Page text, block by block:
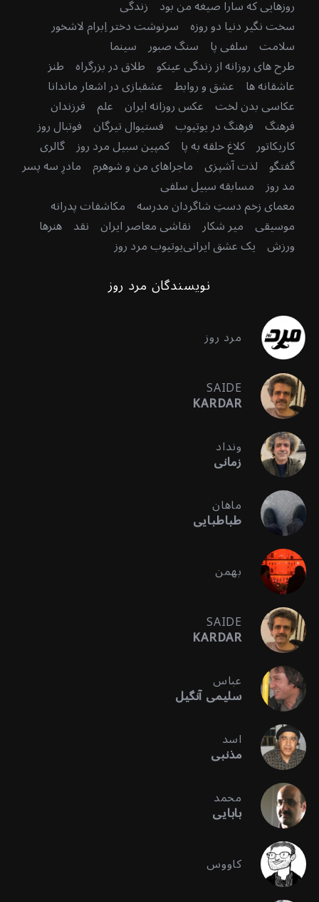
روزهایی که سارا صیغه من بود زندگی
سخت نگیر دنیا دو روزه سرنوشت دختر اِبرام لاشخور
سلامت سلفی پا سنگ صبور سینما
طرح های روزانه از زندگی عینکو طلاق در بزرگراه طنز
عاشقانه ها عشق و روابط عشقبازی در اشعار ماندانا
عکاسی بدن لخت عکس روزانه ایران علم فرزندان
فرهنگ فرهنگ در یوتیوب فستیوال تیرگان فوتبال روز
کاریکاتور کلاغ حلقه به پا کمپین سبیل مرد روز گالری
گفتگو لذت آشپزی ماجراهای من و شوهرم مادرِ سه پسر
مد روز مسابقه سبیل سلفی
معمای زخم دستِ شاگردان مدرسه مکاشفات پدرانه
موسیقی میر شکار نقاشی معاصر ایران نقد هنرها
ورزش یک عشق ایرانییوتیوب مرد روز
نویسندگان مرد روز
مرد روز
SAIDE
KARDAR
ونداد
زمانی
ماهان
طباطبایی
بهمن
SAIDE
KARDAR
عباس
سلیمی آنگیل
اسد
مذنبی
محمد
بابایی
کاووس